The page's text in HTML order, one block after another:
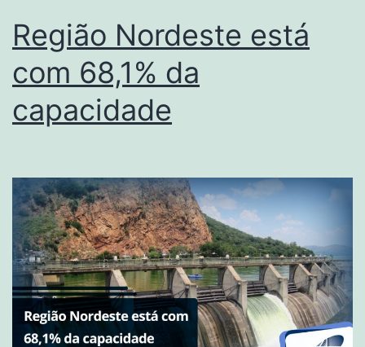
Região Nordeste está
com 68,1% da
capacidade